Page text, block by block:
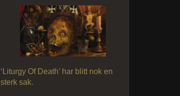
‘Liturgy Of Death’ har blitt nok en
sterk sak.